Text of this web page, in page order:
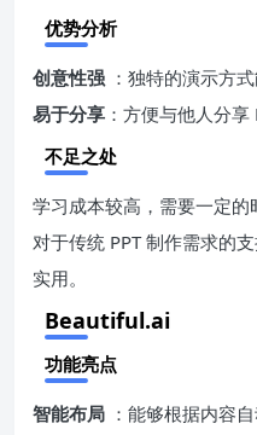
优势分析
创意性强 ：独特的演示方
易于分享 ：方便与他人分享
不足之处
学习成本较高，需要一定的
对于传统 PPT 制作需求的
实用。
Beautiful.ai
功能亮点
智能布局 ：能够根据内容